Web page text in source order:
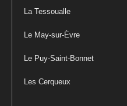
La Tessoualle
Le May-sur-Èvre
Le Puy-Saint-Bonnet
Les Cerqueux